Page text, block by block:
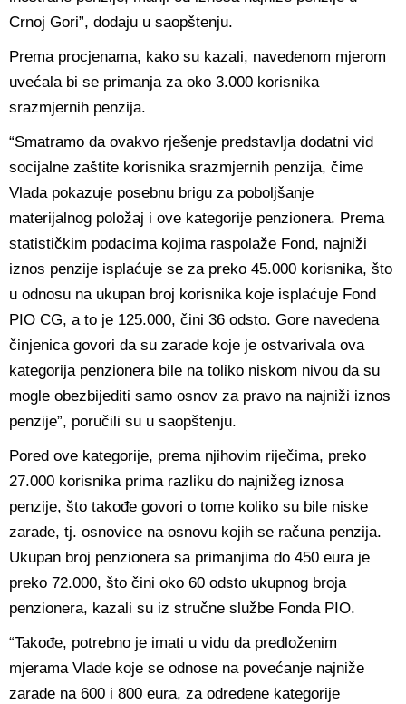
Crnoj Gori”, dodaju u saopštenju.
Prema procjenama, kako su kazali, navedenom mjerom
uvećala bi se primanja za oko 3.000 korisnika
srazmjernih penzija.
“Smatramo da ovakvo rješenje predstavlja dodatni vid
socijalne zaštite korisnika srazmjernih penzija, čime
Vlada pokazuje posebnu brigu za poboljšanje
materijalnog položaj i ove kategorije penzionera. Prema
statističkim podacima kojima raspolaže Fond, najniži
iznos penzije isplaćuje se za preko 45.000 korisnika, što
u odnosu na ukupan broj korisnika koje isplaćuje Fond
PIO CG, a to je 125.000, čini 36 odsto. Gore navedena
činjenica govori da su zarade koje je ostvarivala ova
kategorija penzionera bile na toliko niskom nivou da su
mogle obezbijediti samo osnov za pravo na najniži iznos
penzije”, poručili su u saopštenju.
Pored ove kategorije, prema njihovim riječima, preko
27.000 korisnika prima razliku do najnižeg iznosa
penzije, što takođe govori o tome koliko su bile niske
zarade, tj. osnovice na osnovu kojih se računa penzija.
Ukupan broj penzionera sa primanjima do 450 eura je
preko 72.000, što čini oko 60 odsto ukupnog broja
penzionera, kazali su iz stručne službe Fonda PIO.
“Takođe, potrebno je imati u vidu da predloženim
mjerama Vlade koje se odnose na povećanje najniže
zarade na 600 i 800 eura, za određene kategorije